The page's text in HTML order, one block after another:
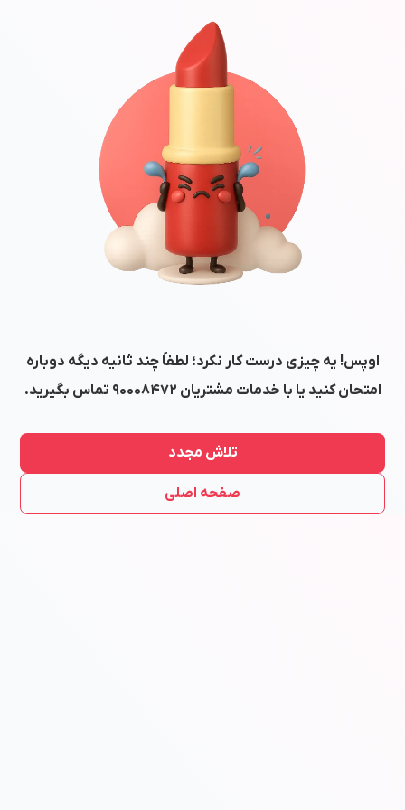
اوپس! یه چیزی درست کار نکرد؛ لطفاً چند ثانیه دیگه دوباره
امتحان کنید یا با خدمات مشتریان ۹۰۰۰۸۴۷۲ تماس بگیرید.
تلاش مجدد
صفحه اصلی